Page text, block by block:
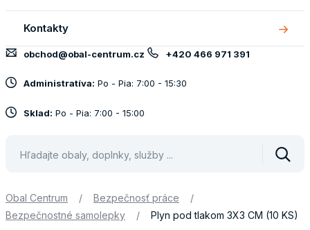
nás
Kontakty
obchod@obal-centrum.cz +420 466 971 391
Administratíva: Po - Pia: 7:00 - 15:30
Sklad: Po - Pia: 7:00 - 15:00
Obal Centrum / Bezpečnosť práce
/
Bezpečnostné samolepky
/ Plyn pod tlakom 3X3 CM (10 KS)